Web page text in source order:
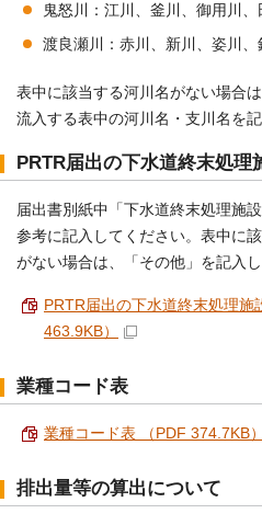
鬼怒川：江川、釜川、御用川、
渡良瀬川：赤川、新川、姿川、
表中に該当する河川名がない場合
流入する表中の河川名・支川名を記
PRTR届出の下水道終末処理
届出書別紙中「下水道終末処理施
参考に記入してください。表中に
がない場合は、「その他」を記入し
PRTR届出の下水道終末処理施
463.9KB）
業種コード表
業種コード表 （PDF 374.7KB）
排出量等の算出について